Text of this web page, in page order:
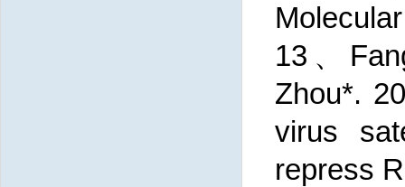
13、
Zhou*.
virus
repress